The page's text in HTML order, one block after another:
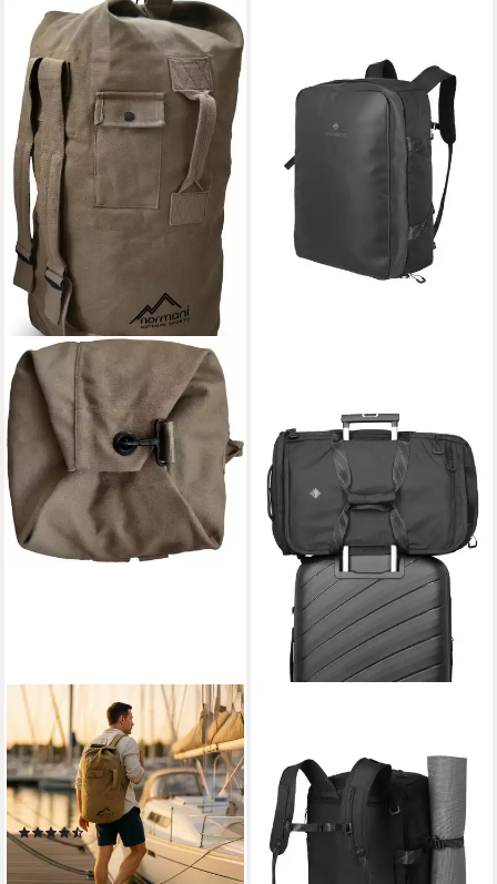
NORMANI
Packsack Canvas-Seesack 90
l Submariner 90, Duffle Bag
Rucksack mit Doppelgurt und
Metallverschluss
(16)
39,95 €
lieferbar - in 2-3 Werktagen bei dir
Duffle Bag, aus robustem
Nylon mit flexiblen
Trageoptionen und Schuhfach
119,95 €
lieferbar - in 2-3 Werktagen bei dir